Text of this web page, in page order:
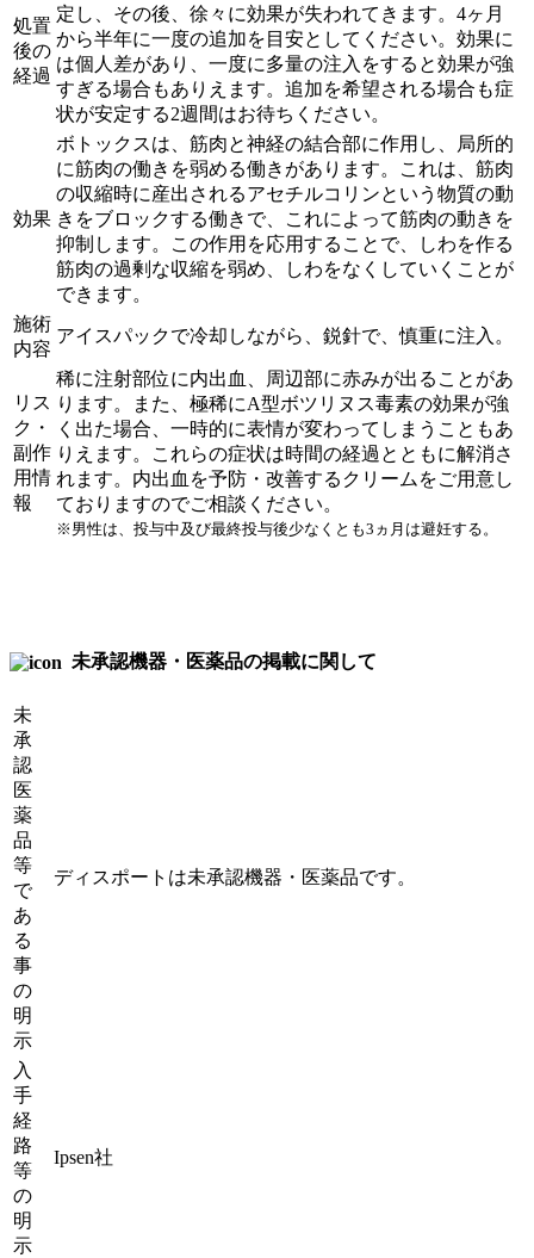
処置
後の
経過
定し、その後、徐々に効果が失われてきます。4ヶ月
から半年に一度の追加を目安としてください。効果に
は個人差があり、一度に多量の注入をすると効果が強
すぎる場合もありえます。追加を希望される場合も症
状が安定する2週間はお待ちください。
効果
ボトックスは、筋肉と神経の結合部に作用し、局所的
に筋肉の働きを弱める働きがあります。これは、筋肉
の収縮時に産出されるアセチルコリンという物質の動
きをブロックする働きで、これによって筋肉の動きを
抑制します。この作用を応用することで、しわを作る
筋肉の過剰な収縮を弱め、しわをなくしていくことが
できます。
施術
内容
アイスパックで冷却しながら、鋭針で、慎重に注入。
リス
ク・
副作
用情
報
稀に注射部位に内出血、周辺部に赤みが出ることがあ
ります。また、極稀にA型ボツリヌス毒素の効果が強
く出た場合、一時的に表情が変わってしまうこともあ
りえます。これらの症状は時間の経過とともに解消さ
れます。内出血を予防・改善するクリームをご用意し
ておりますのでご相談ください。
※男性は、投与中及び最終投与後少なくとも3ヵ月は避妊する。
未承認機器・医薬品の掲載に関して
未
承
認
医
薬
品
等
で
あ
る
事
の
明
示
ディスポートは未承認機器・医薬品です。
入
手
経
路
等
の
明
示
Ipsen社